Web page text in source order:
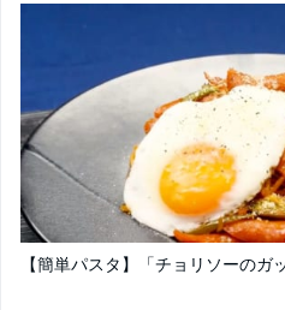
【簡単パスタ】「チョリソーの